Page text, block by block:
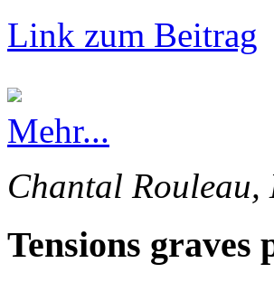
Link zum Beitrag
Mehr...
Chantal
Tensions graves